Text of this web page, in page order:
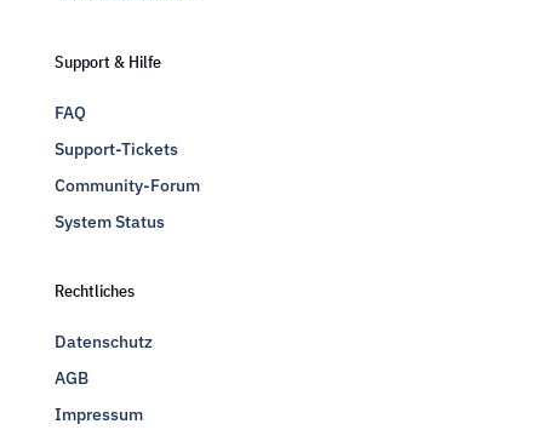
Support & Hilfe
FAQ
Support-Tickets
Community-Forum
System Status
Rechtliches
Datenschutz
AGB
Impressum